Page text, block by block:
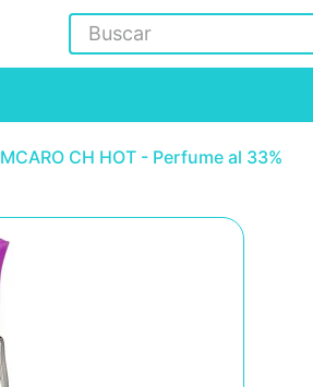
Buscar
MCARO CH HOT - Perfume al 33%